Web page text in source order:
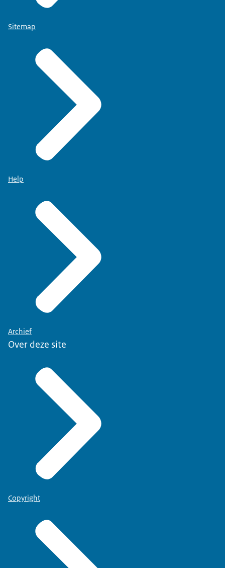
Sitemap
Help
Archief
Over deze site
Copyright